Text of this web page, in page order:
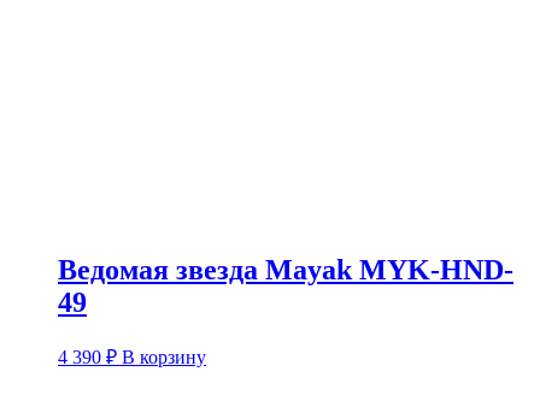
Ведомая звезда Mayak MYK-HND-
49
4 390 ₽ В корзину